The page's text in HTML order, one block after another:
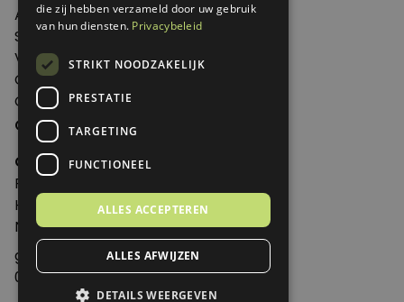
Adverteren
Samenwerken
Verkooppunten
Over Genoeg
Contact
Contactgegevens
Genoeg
Postbus 595 - 3700 AN Zeist
Huis ter Heideweg 13 - 3705MA Zeist
Nederland
genoeg@spabonneeservice.nl
088-1102091
die zij hebben verzameld door uw gebruik
van hun diensten. Privacybeleid
STRIKT NOODZAKELIJK
PRESTATIE
TARGETING
FUNCTIONEEL
ALLES ACCEPTEREN
ALLES AFWIJZEN
DETAILS WEERGEVEN